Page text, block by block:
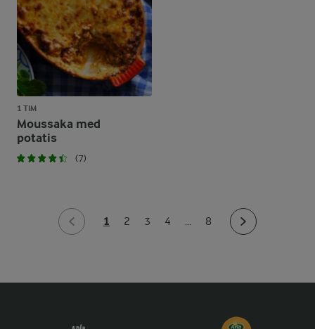
1 TIM
Moussaka med
potatis
(7)
1 2 3 4 ... 8